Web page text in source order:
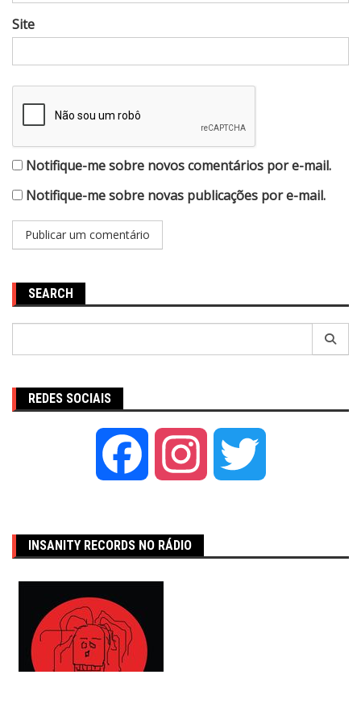
Site
Notifique-me sobre novos comentários por e-mail.
Notifique-me sobre novas publicações por e-mail.
SEARCH
REDES SOCIAIS
Facebook Instagram
INSANITY RECORDS NO RÁDIO